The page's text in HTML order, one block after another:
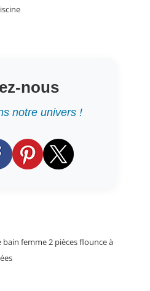
nous
notre univers !
bain femme 2 pièces flounce à